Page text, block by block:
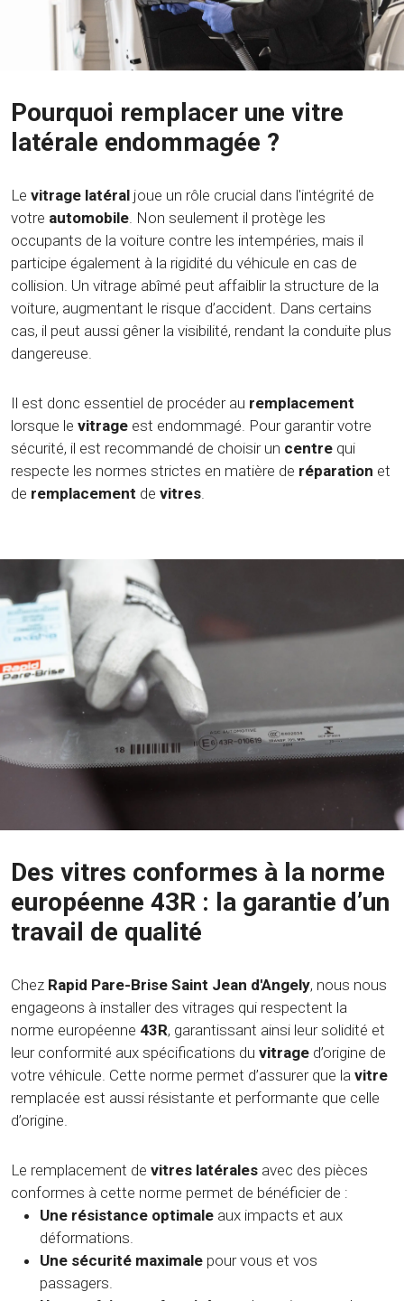
Pourquoi remplacer une vitre
latérale endommagée ?
Le vitrage latéral joue un rôle crucial dans l'intégrité de
votre automobile. Non seulement il protège les
occupants de la voiture contre les intempéries, mais il
participe également à la rigidité du véhicule en cas de
collision. Un vitrage abîmé peut affaiblir la structure de la
voiture, augmentant le risque d’accident. Dans certains
cas, il peut aussi gêner la visibilité, rendant la conduite plus
dangereuse.
Il est donc essentiel de procéder au remplacement
lorsque le vitrage est endommagé. Pour garantir votre
sécurité, il est recommandé de choisir un centre qui
respecte les normes strictes en matière de réparation et
de remplacement de vitres.
Des vitres conformes à la norme
européenne 43R : la garantie d’un
travail de qualité
Chez Rapid Pare-Brise Saint Jean d'Angely, nous nous
engageons à installer des vitrages qui respectent la
norme européenne 43R, garantissant ainsi leur solidité et
leur conformité aux spécifications du vitrage d’origine de
votre véhicule. Cette norme permet d’assurer que la vitre
remplacée est aussi résistante et performante que celle
d’origine.
Le remplacement de vitres latérales avec des pièces
conformes à cette norme permet de bénéficier de :
Une résistance optimale aux impacts et aux
déformations.
Une sécurité maximale pour vous et vos
passagers.